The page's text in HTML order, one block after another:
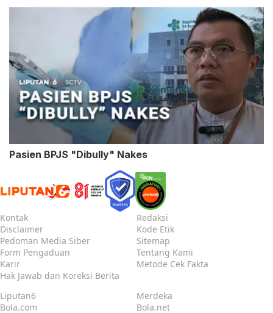
Pasien BPJS "Dibully" Nakes
Kontak
Redaksi
Disclaimer
Kode Etik
Pedoman Media Siber
Sitemap
Form Pengaduan
Tentang Kami
Karir
Metode Cek Fakta
Hak Jawab dan Koreksi Berita
Liputan6
Merdeka
Bola.com
Bola.net